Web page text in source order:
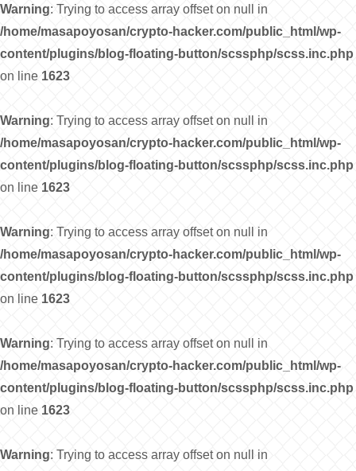
Warning: Trying to access array offset on null in
/home/masapoyosan/crypto-hacker.com/public_html/wp-
content/plugins/blog-floating-button/scssphp/scss.inc.php
on line 1623
Warning: Trying to access array offset on null in
/home/masapoyosan/crypto-hacker.com/public_html/wp-
content/plugins/blog-floating-button/scssphp/scss.inc.php
on line 1623
Warning: Trying to access array offset on null in
/home/masapoyosan/crypto-hacker.com/public_html/wp-
content/plugins/blog-floating-button/scssphp/scss.inc.php
on line 1623
Warning: Trying to access array offset on null in
/home/masapoyosan/crypto-hacker.com/public_html/wp-
content/plugins/blog-floating-button/scssphp/scss.inc.php
on line 1623
Warning: Trying to access array offset on null in